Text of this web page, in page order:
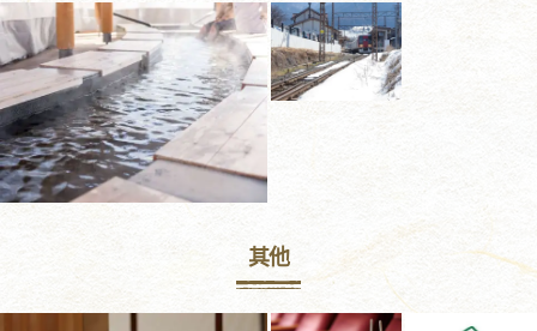
其他